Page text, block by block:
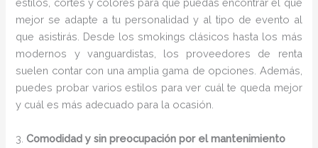
estilos, cortes y colores para que puedas encontrar el que
mejor se adapte a tu personalidad y al tipo de evento al
que asistirás. Desde los smokings clásicos hasta los más
modernos y vanguardistas, los proveedores de renta
suelen contar con una amplia gama de opciones. Además,
puedes probar varios estilos para ver cuál te queda mejor
y cuál es más adecuado para la ocasión.
3.Comodidad y sin preocupación por el mantenimiento